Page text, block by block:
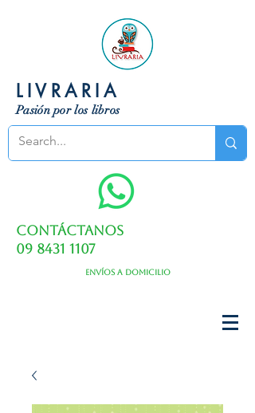
LIVRARIA
Pasión por los libros
Contáctanos
09 8431 1107
Envíos a domicilio